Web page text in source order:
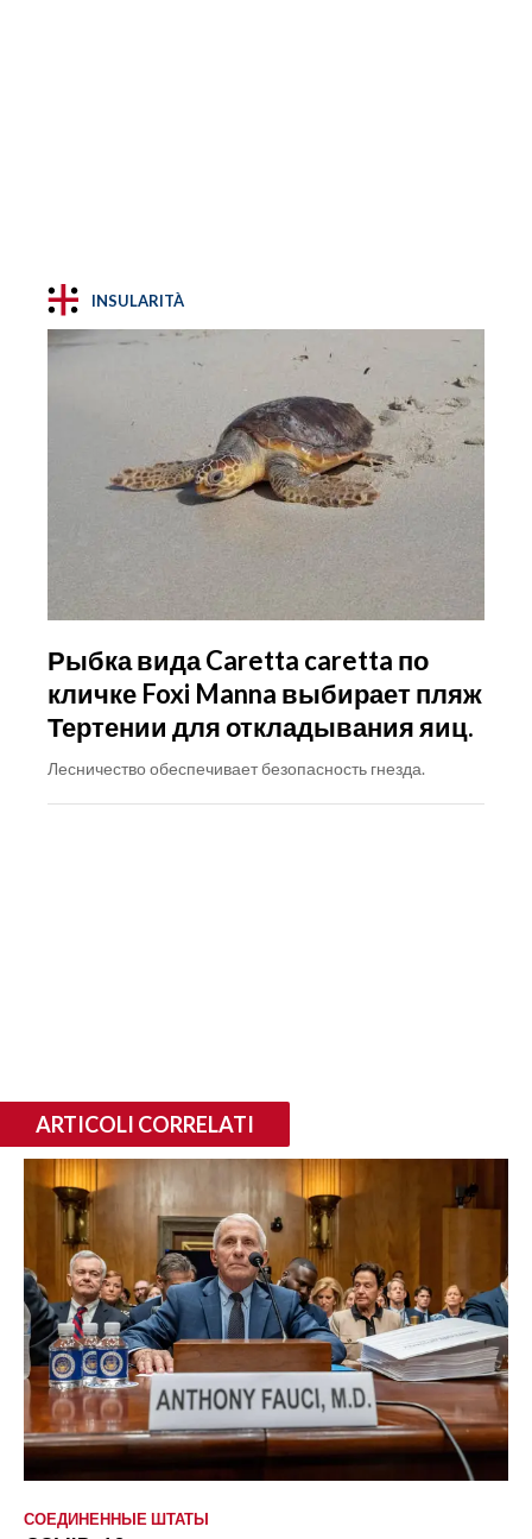
INSULARITÀ
Рыбка вида Caretta caretta по
кличке Foxi Manna выбирает пляж
Тертении для откладывания яиц.
Лесничество обеспечивает безопасность гнезда.
ARTICOLI CORRELATI
СОЕДИНЕННЫЕ ШТАТЫ